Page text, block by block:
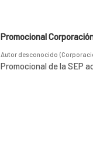
Promocional
Autor desconocido (
Promocional de la SEP